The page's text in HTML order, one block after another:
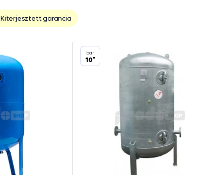
Kiterjesztett garancia
bar
10"